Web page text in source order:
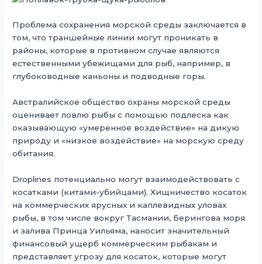
Проблема сохранения морской среды заключается в
том, что траншейные линии могут проникать в
районы, которые в противном случае являются
естественными убежищами для рыб, например, в
глубоководные каньоны и подводные горы.
Австралийское общество охраны морской среды
оценивает ловлю рыбы с помощью подлеска как
оказывающую «умеренное воздействие» на дикую
природу и «низкое воздействие» на морскую среду
обитания.
Droplines потенциально могут взаимодействовать с
косатками (китами-убийцами). Хищничество косаток
на коммерческих ярусных и каплевидных уловах
рыбы, в том числе вокруг Тасмании, Берингова моря
и залива Принца Уильяма, наносит значительный
финансовый ущерб коммерческим рыбакам и
представляет угрозу для косаток, которые могут